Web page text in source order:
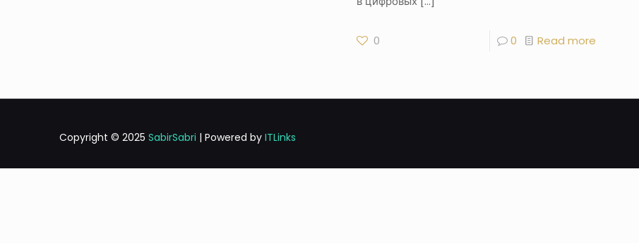
0 0 Read more
Copyright © 2025 SabirSabri | Powered by ITLinks